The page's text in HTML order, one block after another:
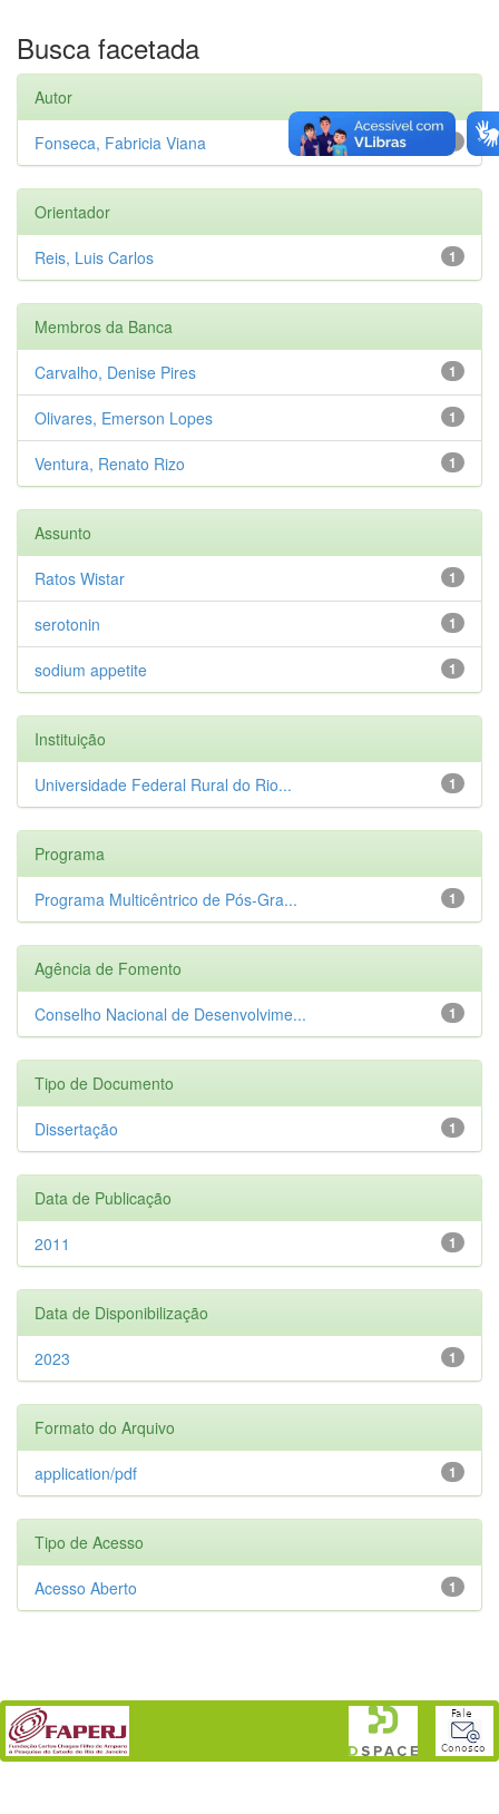
Busca facetada
Autor
Fonseca, Fabricia Viana
Orientador
1
Reis, Luis Carlos
Membros da Banca
1
Carvalho, Denise Pires
1
Olivares, Emerson Lopes
1
Ventura, Renato Rizo
Assunto
1
Ratos Wistar
1
serotonin
1
sodium appetite
Instituição
1
Universidade Federal Rural do Rio...
Programa
1
Programa Multicêntrico de Pós-Gra...
Agência de Fomento
1
Conselho Nacional de Desenvolvime...
Tipo de Documento
1
Dissertação
Data de Publicação
1
2011
Data de Disponibilização
1
2023
Formato do Arquivo
1
application/pdf
Tipo de Acesso
1
Acesso Aberto